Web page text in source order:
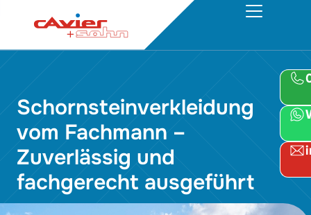
Schornsteinverkleidung
vom Fachmann –
Zuverlässig und
fachgerecht ausgeführt